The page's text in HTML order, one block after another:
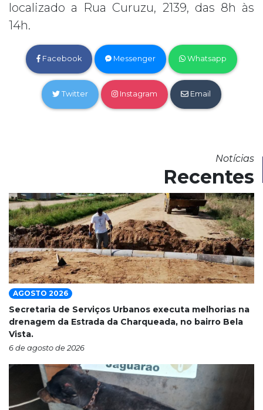
localizado a Rua Curuzu, 2139, das 8h às
14h.
Facebook Messenger Whatsapp
Twitter Instagram Email
Notícias
Recentes
AGOSTO 2026
Secretaria de Serviços Urbanos executa melhorias na
drenagem da Estrada da Charqueada, no bairro Bela
Vista.
6 de agosto de 2026